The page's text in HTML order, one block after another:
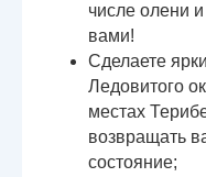
числе олени и
вами!
Сделаете
Ледовитого
местах
возвращать
состояние;